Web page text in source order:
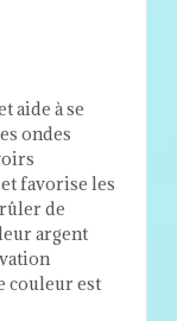
aide à se
ondes
favorise les
de
argent
couleur est